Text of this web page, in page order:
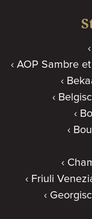
AOP Sambre
Friuli